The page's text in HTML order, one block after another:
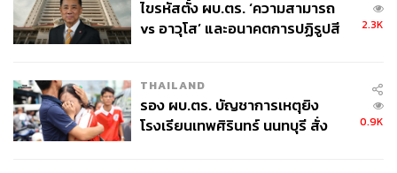
ไขรหัสตั้ง ผบ.ตร. ‘ความสามารถ
vs อาวุโส’ และอนาคตการปฏิรูปสี
2.3K
THAILAND
รอง ผบ.ตร. บัญชาการเหตุยิง
โรงเรียนเทพศิรินทร์ นนทบุรี สั่ง
0.9K